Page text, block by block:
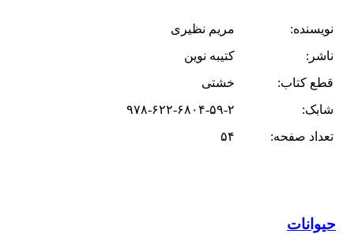
نویسنده:
مریم نظیری
ناشر:
کتیبه نوین
قطع کتاب:
خشتی
شابک:
۹۷۸-۶۲۲-۶۸۰۴-۵۹-۲
تعداد صفحه:
۵۴
حیوانات